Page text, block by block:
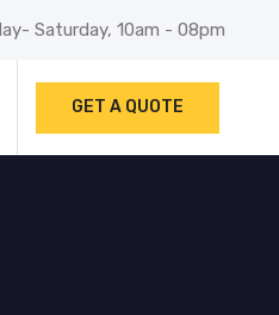
Saturday, 10am - 08pm
GET A QUOTE